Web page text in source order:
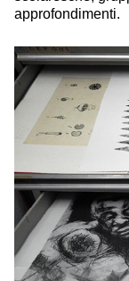
approfondimenti.